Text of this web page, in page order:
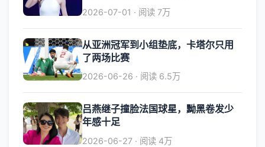
2026-07-01 · 阅读 7万
从亚洲冠军到小组垫底，卡塔尔只用
了两场比赛
2026-06-26 · 阅读 6.5万
吕燕继子撞脸法国球星，黝黑卷发少
年感十足
2026-06-27 · 阅读 4万